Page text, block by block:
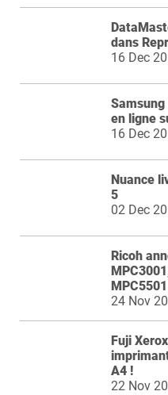
dans
16 Dec
Samsung
en ligne
16 Dec
Nuance
5
02 Dec
Ricoh
24 Nov
Fuji
A4 !
22 Nov